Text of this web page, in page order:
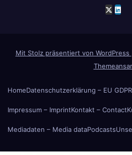
Mit Stolz präsentiert von WordPress
Themeansar
HomeDatenschutzerklärung – EU
Impressum – ImprintKontakt – Contact
Mediadaten – Media dataPodcasts